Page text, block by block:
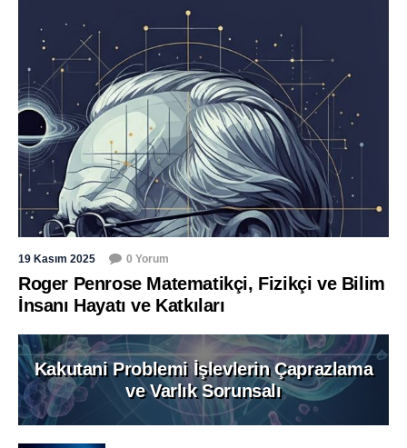
19 Kasım 2025 0 Yorum
Roger Penrose Matematikçi, Fizikçi ve Bilim
İnsanı Hayatı ve Katkıları
Kakutani Problemi İşlevlerin Çaprazlama
ve Varlık Sorunsalı